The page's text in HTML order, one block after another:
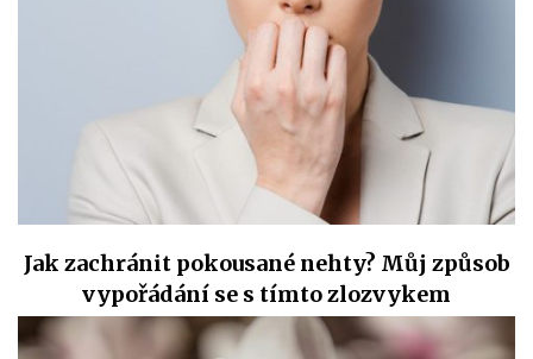
Jak zachránit pokousané nehty? Můj způsob
vypořádání se s tímto zlozvykem